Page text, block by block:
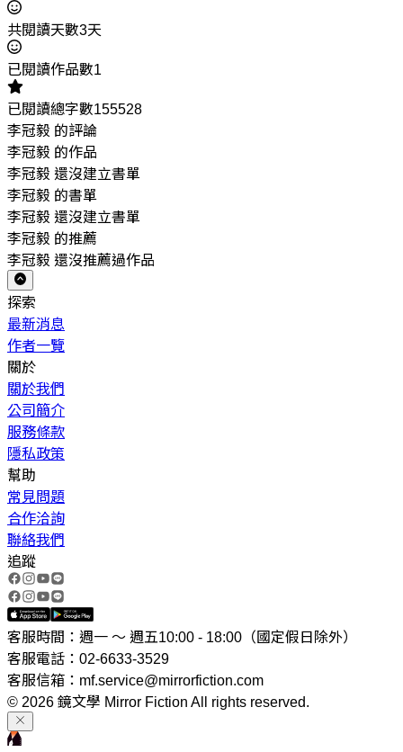
共閱讀天數3天
已閱讀作品數1
已閱讀總字數155528
李冠毅 的評論
李冠毅 的作品
李冠毅 還沒建立書單
李冠毅 的書單
李冠毅 還沒建立書單
李冠毅 的推薦
李冠毅 還沒推薦過作品
探索
最新消息
作者一覽
關於
關於我們
公司簡介
服務條款
隱私政策
幫助
常見問題
合作洽詢
聯絡我們
追蹤
客服時間：週一 ～ 週五10:00 - 18:00（國定假日除外）
客服電話：02-6633-3529
客服信箱：mf.service@mirrorfiction.com
© 2026 鏡文學 Mirror Fiction All rights reserved.